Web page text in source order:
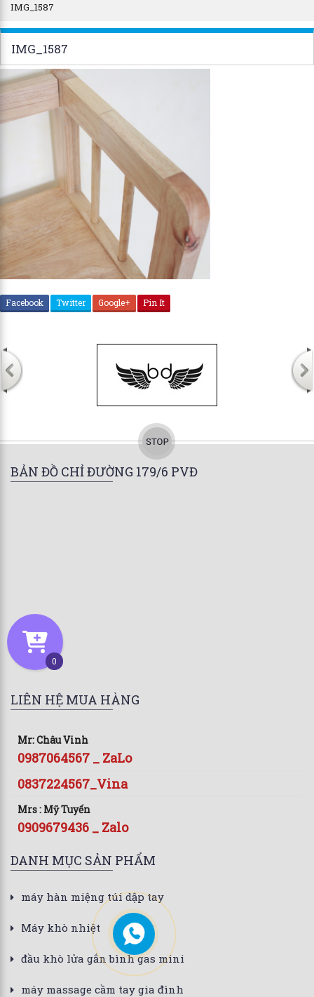
IMG_1587
IMG_1587
Facebook Twitter Google+ Pin It
BẢN ĐỒ CHỈ ĐƯỜNG 179/6 PVĐ
LIÊN HỆ MUA HÀNG
Mr: Châu Vinh
0987064567 _ ZaLo
0837224567_Vina
Mrs : Mỹ Tuyến
0909679436 _ Zalo
DANH MỤC SẢN PHẨM
máy hàn miệng túi dập tay
Máy khò nhiệt
đầu khò lửa gắn bình gas mini
máy massage cầm tay gia đình
0